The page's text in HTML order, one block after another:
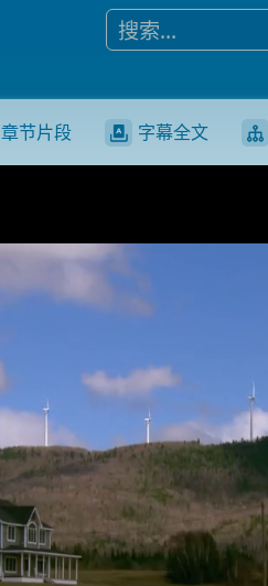
章节片段 字幕全文